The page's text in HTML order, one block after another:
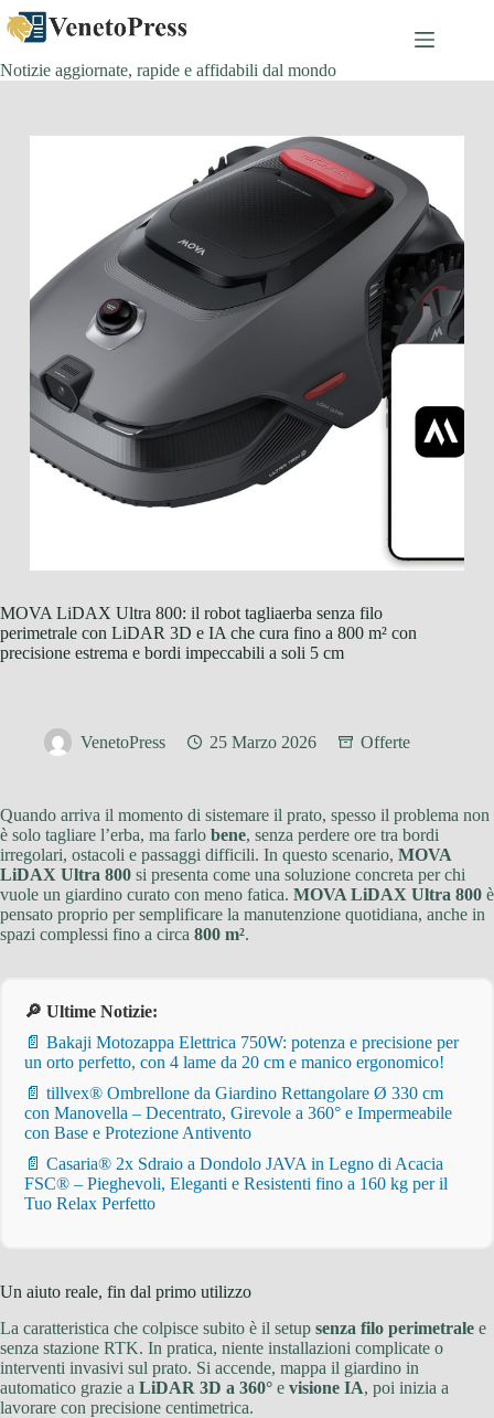
Salta
al
contenuto
Notizie aggiornate, rapide e affidabili dal mondo
MOVA LiDAX Ultra 800: il robot tagliaerba senza filo
perimetrale con LiDAR 3D e IA che cura fino a 800 m² con
precisione estrema e bordi impeccabili a soli 5 cm
VenetoPress 25 Marzo 2026 Offerte
Quando arriva il momento di sistemare il prato, spesso il problema non
è solo tagliare l’erba, ma farlo bene, senza perdere ore tra bordi
irregolari, ostacoli e passaggi difficili. In questo scenario, MOVA
LiDAX Ultra 800 si presenta come una soluzione concreta per chi
vuole un giardino curato con meno fatica. MOVA LiDAX Ultra 800 è
pensato proprio per semplificare la manutenzione quotidiana, anche in
spazi complessi fino a circa 800 m².
🔎 Ultime Notizie:
📄 Bakaji Motozappa Elettrica 750W: potenza e precisione per
un orto perfetto, con 4 lame da 20 cm e manico ergonomico!
📄 tillvex® Ombrellone da Giardino Rettangolare Ø 330 cm
con Manovella – Decentrato, Girevole a 360° e Impermeabile
con Base e Protezione Antivento
📄 Casaria® 2x Sdraio a Dondolo JAVA in Legno di Acacia
FSC® – Pieghevoli, Eleganti e Resistenti fino a 160 kg per il
Tuo Relax Perfetto
Un aiuto reale, fin dal primo utilizzo
La caratteristica che colpisce subito è il setup senza filo perimetrale e
senza stazione RTK. In pratica, niente installazioni complicate o
interventi invasivi sul prato. Si accende, mappa il giardino in
automatico grazie a LiDAR 3D a 360° e visione IA, poi inizia a
lavorare con precisione centimetrica.